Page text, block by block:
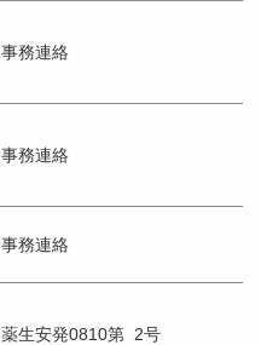
事務連絡
事務連絡
事務連絡
薬生安発0810第 2号